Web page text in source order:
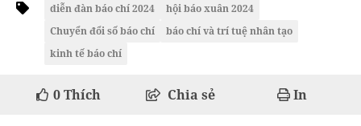
diễn đàn báo chí 2024
hội báo xuân 2024
Chuyển đổi số báo chí
báo chí và trí tuệ nhân tạo
kinh tế báo chí
0Thích Chia sẻ In